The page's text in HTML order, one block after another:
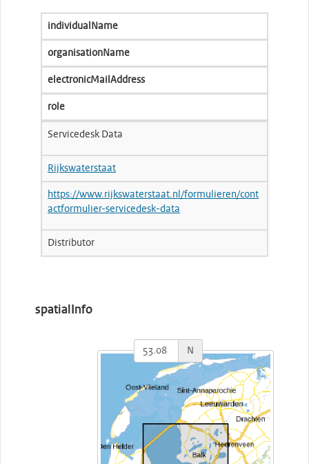
individualName
organisationName
electronicMailAddress
role
Servicedesk Data
Rijkswaterstaat
https://www.rijkswaterstaat.nl/formulieren/cont
actformulier-servicedesk-data
Distributor
spatialInfo
N